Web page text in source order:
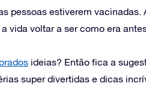
pessoas estiverem vacinadas.
vida voltar a ser como era
ideias? Então fica a
super divertidas e dicas